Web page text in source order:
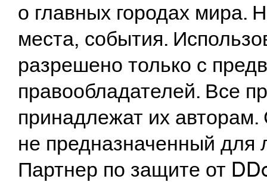
о главных городах
места, события.
разрешено только с
правообладателей. Все
принадлежат их
не предназначенный
Партнер по защите от